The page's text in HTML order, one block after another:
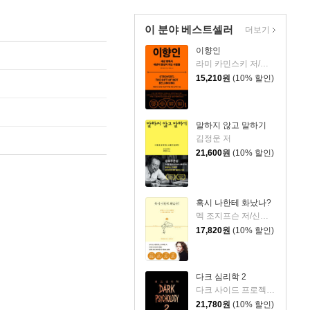
이 분야 베스트셀러
이향인
라미 카민스키 저/최지숙 역
15,210원 (10% 할인)
말하지 않고 말하기
김정운 저
21,600원 (10% 할인)
혹시 나한테 화났나?
멕 조지프슨 저/신동숙 역
17,820원 (10% 할인)
다크 심리학 2
21,780원 (10% 할인)
더보기